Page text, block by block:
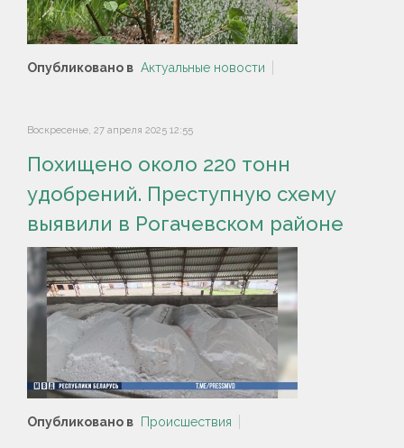
Опубликовано в Актуальные новости
Воскресенье, 27 апреля 2025 12:55
Похищено около 220 тонн
удобрений. Преступную схему
выявили в Рогачевском районе
Опубликовано в Происшествия